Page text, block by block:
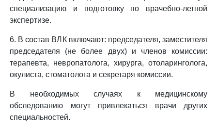
специализацию и подготовку по врачебно-летной
экспертизе.
6. В состав ВЛК включают: председателя, заместителя
председателя (не более двух) и членов комиссии:
терапевта, невропатолога, хирурга, отоларинголога,
окулиста, стоматолога и секретаря комиссии.
В необходимых случаях к медицинскому
обследованию могут привлекаться врачи других
специальностей.